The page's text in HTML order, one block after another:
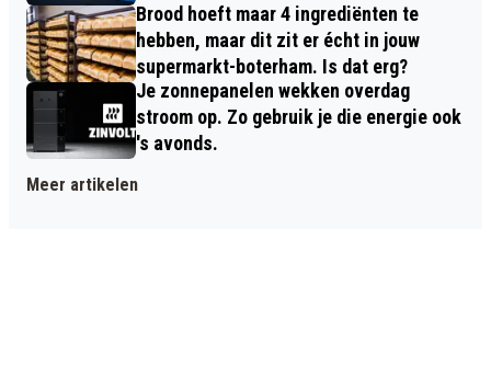
Brood hoeft maar 4 ingrediënten te
hebben, maar dit zit er écht in jouw
supermarkt-boterham. Is dat erg?
Je zonnepanelen wekken overdag
stroom op. Zo gebruik je die energie ook
's avonds.
Meer artikelen